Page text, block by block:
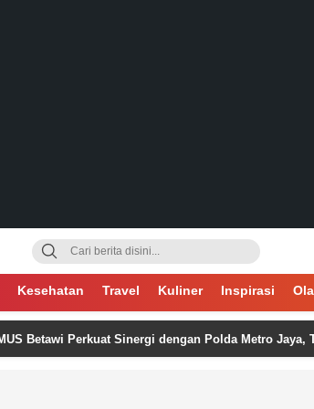
Kesehatan Travel Kuliner Inspirasi
Perkuat Sinergi dengan Polda Metro Jaya,